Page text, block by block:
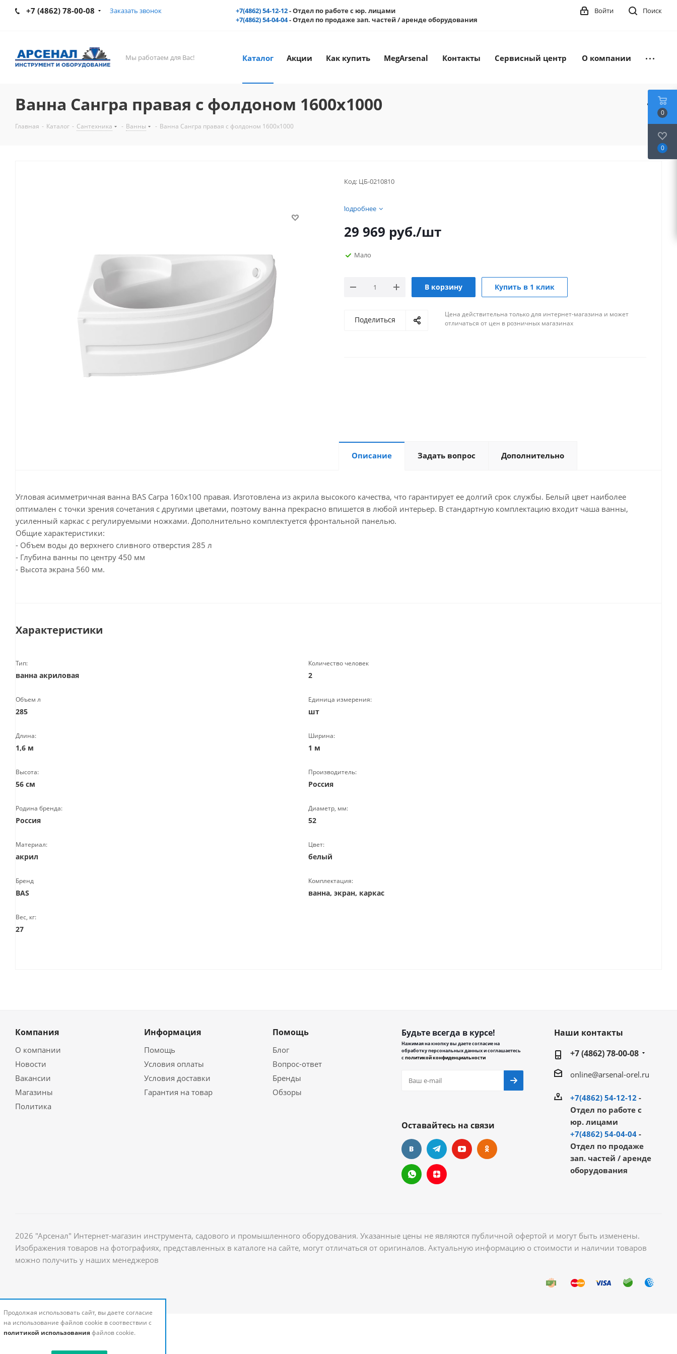
+7 (4862) 78-00-08 Заказать звонок +7(4862) 54-12-12- Отдел по работе с юр. лицами
+7(4862) 54-04-04- Отдел по продаже зап. частей / аренде оборудования
Поиск
Войти
Мы работаем для Вас! Каталог Акции Как купить MegArsenal Контакты Сервисный центр О компании
Ванна Сангра правая с фолдоном 1600х1000
Главная - Каталог - Сантехника - Ванны - Ванна Сангра правая с фолдоном 1600х1000
Код: ЦБ-0210810
Подробнее
29 969 руб./шт
Мало
В корзину Купить в 1 клик
Поделиться
Цена действительна только для интернет-магазина и может
отличаться от цен в розничных магазинах
Описание Задать вопрос Дополнительно
Угловая асимметричная ванна BAS Сагра 160х100 правая. Изготовлена из акрила высокого качества, что гарантирует ее долгий срок службы. Белый цвет наиболее
оптимален с точки зрения сочетания с другими цветами, поэтому ванна прекрасно впишется в любой интерьер. В стандартную комплектацию входит чаша ванны,
усиленный каркас с регулируемыми ножками. Дополнительно комплектуется фронтальной панелью.
Общие характеристики:
- Объем воды до верхнего сливного отверстия 285 л
- Глубина ванны по центру 450 мм
- Высота экрана 560 мм.
Характеристики
Тип:
ванна акриловая
Количество человек
2
Объем л
285
Единица измерения:
шт
Длина:
1,6 м
Ширина:
1 м
Высота:
56 см
Производитель:
Россия
Родина бренда:
Россия
Диаметр, мм:
52
Материал:
акрил
Цвет:
белый
Бренд
BAS
Комплектация:
ванна, экран, каркас
Вес, кг:
27
Компания
О компании
Новости
Вакансии
Магазины
Политика
Информация
Помощь
Условия оплаты
Условия доставки
Гарантия на товар
Помощь
Блог
Вопрос-ответ
Бренды
Обзоры
Будьте всегда в курсе!
Нажимая на кнопку вы даете согласие на
обработку персональных данных и соглашаетесь
сполитикой конфиденциальности
Оставайтесь на связи
Наши контакты
+7 (4862) 78-00-08
online@arsenal-orel.ru
+7(4862) 54-12-12 -
Отдел по работе с
юр. лицами
+7(4862) 54-04-04-
Отдел по продаже
зап. частей / аренде
оборудования
2026 "Арсенал" Интернет-магазин инструмента, садового и промышленного оборудования. Указанные цены не являются публичной офертой и могут быть изменены.
Изображения товаров на фотографиях, представленных в каталоге на сайте, могут отличаться от оригиналов. Актуальную информацию о стоимости и наличии товаров
можно получить у наших менеджеров
0
0
Продолжая использовать сайт, вы даете согласие
на использование файлов cookie в соотвествии с
политикой использованияфайлов cookie.